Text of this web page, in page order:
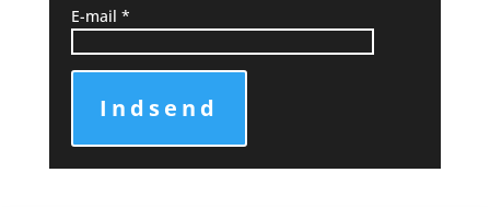
E-mail *
Indsend